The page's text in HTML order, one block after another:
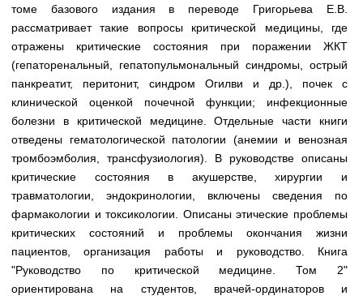
Новости (244)
Медицинская стандартизация
Нормативы экстренной и неотложной помощи
Нормы лабораторных и инструментальных
исследований
Обратная связь
FAQ
томе базового издания в переводе Григорьева Е.В.
рассматривает такие вопросы критической медицины, где
отражены критические состояния при поражении ЖКТ
(гепаторенальный, гепатопульмональный синдромы, острый
панкреатит, перитонит, синдром Огилви и др.), почек с
клинической оценкой почечной функции; инфекционные
болезни в критической медицине. Отдельные части книги
отведены гематологической патологии (анемии и венозная
тромбоэмболия, трансфузиология). В руководстве описаны
критические состояния в акушерстве, хирургии и
травматологии, эндокринологии, включены сведения по
фармакологии и токсикологии. Описаны этические проблемы
критических состояний и проблемы окончания жизни
пациентов, организация работы и руководство. Книга
"Руководство по критической медицине. Том 2"
ориентирована на студентов, врачей-ординаторов и